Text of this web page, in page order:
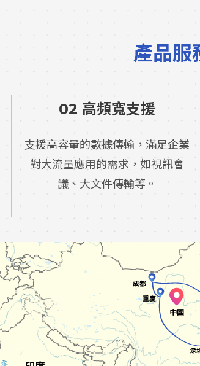
產品服
02 高頻寬支援
支援高容量的數據傳輸，滿足企業
對大流量應用的需求，如視訊會
議、大文件傳輸等。